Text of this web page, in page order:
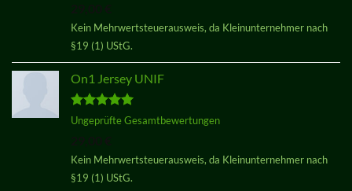
Kein Mehrwertsteuerausweis, da Kleinunternehmer nach
§19 (1) UStG.
On1 Jersey UNIF
Bewertet
mit 5.00
Ungeprüfte Gesamtbewertungen
Kein Mehrwertsteuerausweis, da Kleinunternehmer nach
§19 (1) UStG.